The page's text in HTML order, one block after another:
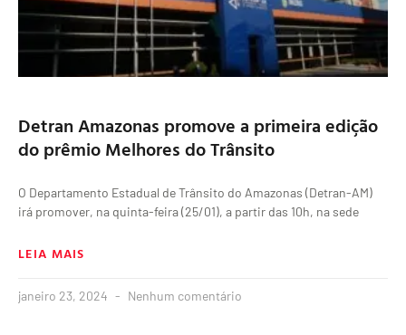
Detran Amazonas promove a primeira edição
do prêmio Melhores do Trânsito
O Departamento Estadual de Trânsito do Amazonas (Detran-AM)
irá promover, na quinta-feira (25/01), a partir das 10h, na sede
LEIA MAIS
janeiro 23, 2024 Nenhum comentário